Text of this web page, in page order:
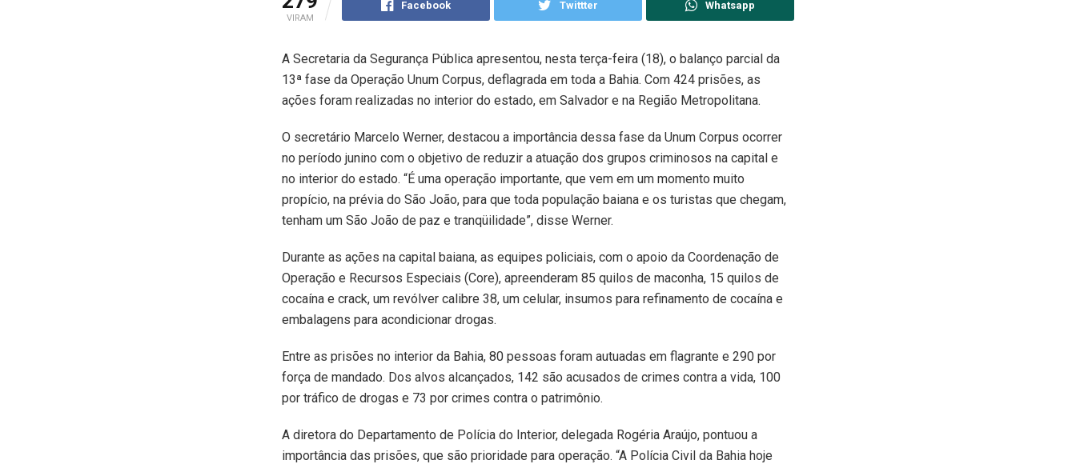
VIRAM
Facebook Twittter Whatsapp
A Secretaria da Segurança Pública apresentou, nesta terça-feira (18), o balanço parcial da
13ª fase da Operação Unum Corpus, deflagrada em toda a Bahia. Com 424 prisões, as
ações foram realizadas no interior do estado, em Salvador e na Região Metropolitana.
O secretário Marcelo Werner, destacou a importância dessa fase da Unum Corpus ocorrer
no período junino com o objetivo de reduzir a atuação dos grupos criminosos na capital e
no interior do estado. “É uma operação importante, que vem em um momento muito
propício, na prévia do São João, para que toda população baiana e os turistas que chegam,
tenham um São João de paz e tranqüilidade”, disse Werner.
Durante as ações na capital baiana, as equipes policiais, com o apoio da Coordenação de
Operação e Recursos Especiais (Core), apreenderam 85 quilos de maconha, 15 quilos de
cocaína e crack, um revólver calibre 38, um celular, insumos para refinamento de cocaína e
embalagens para acondicionar drogas.
Entre as prisões no interior da Bahia, 80 pessoas foram autuadas em flagrante e 290 por
força de mandado. Dos alvos alcançados, 142 são acusados de crimes contra a vida, 100
por tráfico de drogas e 73 por crimes contra o patrimônio.
A diretora do Departamento de Polícia do Interior, delegada Rogéria Araújo, pontuou a
importância das prisões, que são prioridade para operação. “A Polícia Civil da Bahia hoje